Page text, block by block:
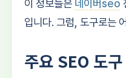
이 정보들은 네이버seo
입니다. 그럼, 도구로는
주요 SEO 도